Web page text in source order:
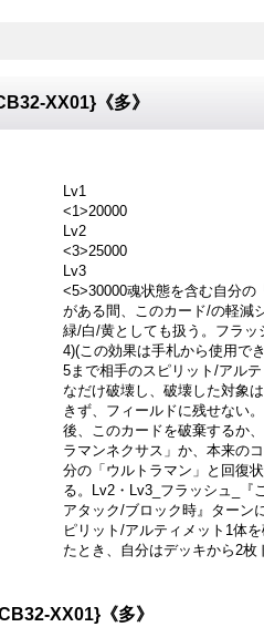
XX01}《多》
Lv1
<1>20000
Lv2
<3>25000
Lv3
<5>30000魂状態を含む自分の
がある間、このカード/の軽減
緑/白/黄としても扱う。フラッ
4)(この効果は手札から使用で
5まで相手のスピリット/アル
なだけ破壊し、破壊した対象
きず、フィールドに残せない
後、このカードを破棄するか
ラマンネクサス」か、本来の
分の「ウルトラマン」と回復
る。Lv2・Lv3_フラッシュ_『
アタック/ブロック時』ターン
ピリット/アルティメット1体
たとき、自分はデッキから2枚
XX01}《多》